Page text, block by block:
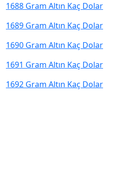
1688 Gram Altın Kaç Dolar
1689 Gram Altın Kaç Dolar
1690 Gram Altın Kaç Dolar
1691 Gram Altın Kaç Dolar
1692 Gram Altın Kaç Dolar